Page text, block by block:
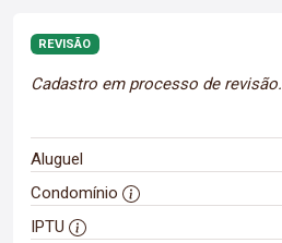
REVISÃO
Cadastro em processo de revisão.
Aluguel
Condomínio
IPTU